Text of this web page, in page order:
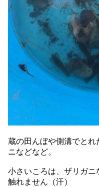
蔵の田んぼや側溝でと
ニなどなど。
小さいころは、ザリガ
触れません（汗）